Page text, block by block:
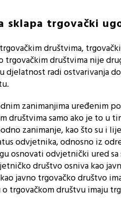
sklapa trgovački
društvima,
trgovačkim društvima nije
djelatnost radi ostvarivanja
zanimanjima uređenim
društvima samo ako je to u
zanimanje, kao što su i
odvjetnika, odnosno iz
osnovati odvjetnički ured
društvo osniva kao
javno trgovačko društvo
trgovačkom društvu imaju